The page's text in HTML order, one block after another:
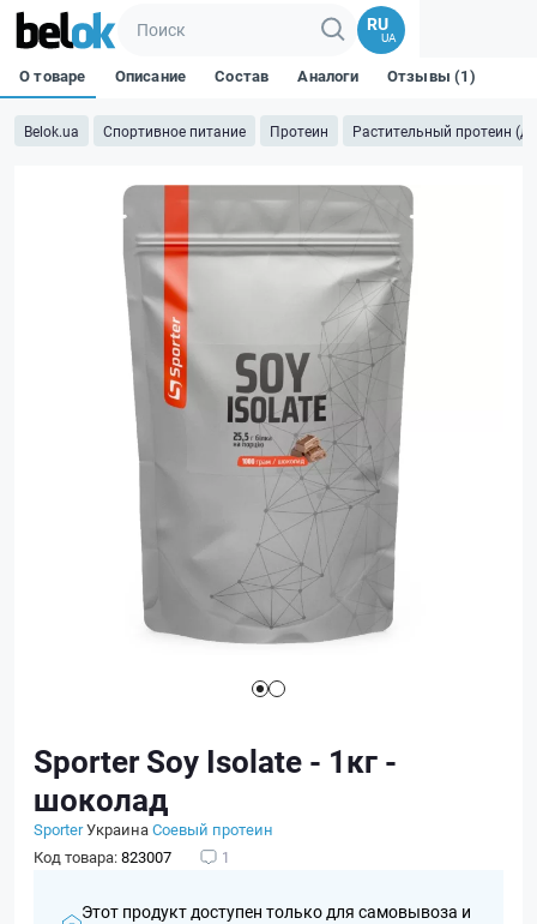
RU
UA
Belok.ua Спортивное питание Протеин Растительный протеин
О товаре Описание Состав Аналоги Отзывы (1)
Sporter Soy Isolate - 1кг -
шоколад
SporterУкраинаСоевый протеин
Код товара:823007 1
Этот продукт доступен только для самовывоза и